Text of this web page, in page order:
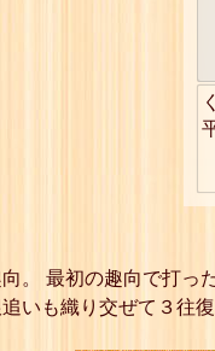
。 最初の趣向で打っ
いも織り交ぜて３往